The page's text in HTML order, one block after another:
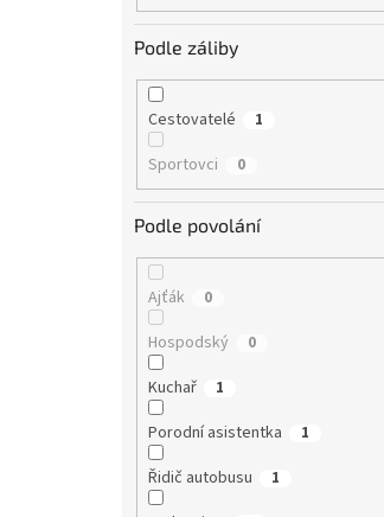
Podle záliby
Cestovatelé 1
Sportovci 0
Podle povolání
Ajťák 0
Hospodský 0
Kuchař 1
Porodní asistentka 1
Řidič autobusu 1